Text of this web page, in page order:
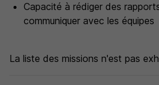
Capacité à rédiger des
communiquer avec les équipes
La liste des missions n'est pas